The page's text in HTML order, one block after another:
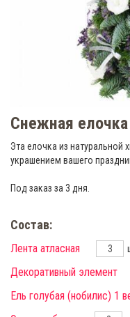
Снежная елочка
Эта елочка из натуральной
украшением вашего
Под заказ за 3 дня.
Состав:
Лента атласная
Декоративный элемент
Ель голубая (нобилис) 1